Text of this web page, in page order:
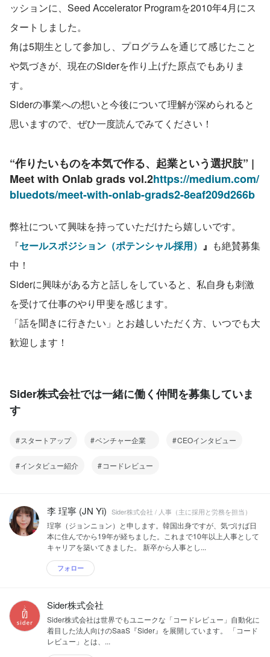
ッションに、Seed Accelerator Programを2010年4月にス
タートしました。
角は5期生として参加し、プログラムを通じて感じたこと
や気づきが、現在のSiderを作り上げた原点でもありま
す。
Siderの事業への想いと今後について理解が深められると
思いますので、ぜひ一度読んでみてください！
“作りたいものを本気で作る、起業という選択肢” |
Meet with Onlab grads vol.2https://medium.com/
bluedots/meet-with-onlab-grads2-8eaf209d266b
弊社について興味を持っていただけたら嬉しいです。
『セールスポジション（ポテンシャル採用） 』 も絶賛募集
中！
Siderに興味がある方と話しをしていると、私自身も刺激
を受けて仕事のやり甲斐を感じます。
「話を聞きに行きたい」とお越しいただく方、いつでも大
歓迎します！
Sider株式会社では一緒に働く仲間を募集していま
す
スタートアップ ベンチャー企業 CEOインタビュー
インタビュー紹介 コードレビュー
李 珵寧 (JN Yi) Sider株式会社 / 人事（主に採用と労務を担当）
珵寧（ジョンニョン）と申します。韓国出身ですが、気づけば日
本に住んでから19年が経ちました。これまで10年以上人事として
キャリアを築いてきました。 新卒から人事とし...
フォロー
Sider株式会社
Sider株式会社は世界でもユニークな「コードレビュー」自動化に
着目した法人向けのSaaS『Sider』を展開しています。 「コード
レビュー」とは、...